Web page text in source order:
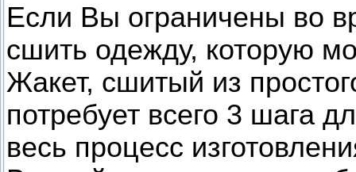
Если Вы ограничены во
сшить одежду, которую
Жакет, сшитый из
потребует всего 3 шага
весь процесс